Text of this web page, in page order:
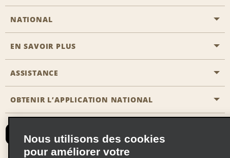
NATIONAL
Passer une réservation
Solutions pour les professionnels
EN SAVOIR PLUS
Carrière
ASSISTANCE
Accessibilité
Nous contacter
Recevoir des offres par email
OBTENIR L’APPLICATION NATIONAL
Nous utilisons des cookies
pour améliorer votre